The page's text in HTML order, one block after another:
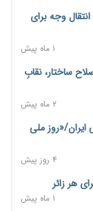
به
پیش از
به سمت
انتقال وجه برای
۱ ماه پیش
ساختار، نقابِ
۲ ماه پیش
ایران/«روز ملی
۴ روز پیش
۱ ماه پیش